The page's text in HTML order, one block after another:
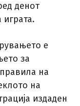
денот
е
за
на
на
издаден